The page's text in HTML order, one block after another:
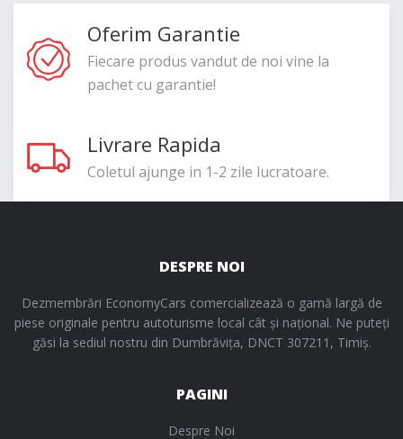
Oferim Garantie
Fiecare produs vandut de noi vine la
pachet cu garantie!
Livrare Rapida
Coletul ajunge in 1-2 zile lucratoare.
DESPRE NOI
Dezmembrări EconomyCars comercializează o gamă largă de
piese originale pentru autoturisme local cât și național. Ne puteți
găsi la sediul nostru din Dumbrăvița, DNCT 307211, Timiș.
PAGINI
Despre Noi